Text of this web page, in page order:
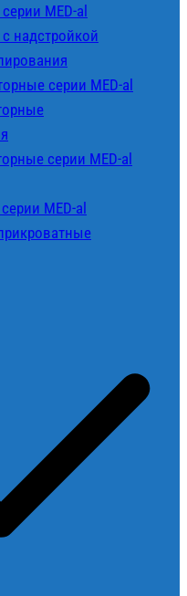
MED-al
надстройкой
серии MED-al
серии MED-al
MED-al